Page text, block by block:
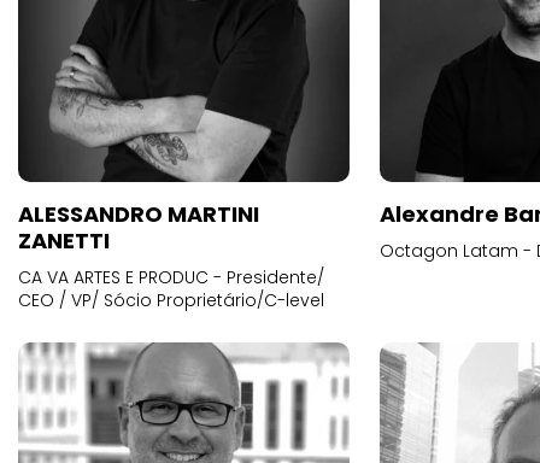
ALESSANDRO MARTINI
ZANETTI
CA VA ARTES E PRODUC - Presidente/
CEO / VP/ Sócio Proprietário/C-level
Alexandre
Octagon Latam -